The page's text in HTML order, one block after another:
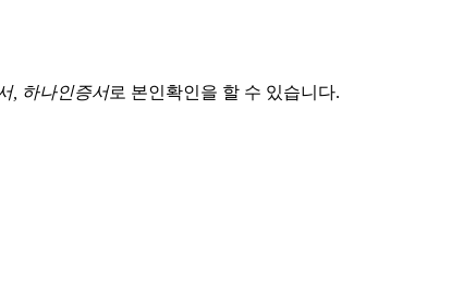
, 하나인증서로 본인확인을 할 수 있습니다.